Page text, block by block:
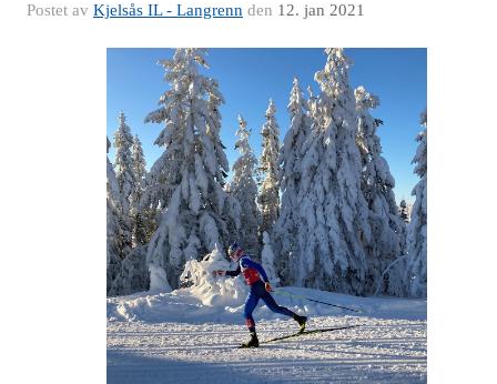
Postet av Kjelsås IL - Langrenn den 12. jan 2021